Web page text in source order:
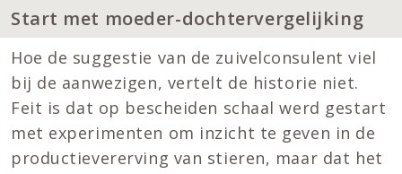
Start met moeder-dochtervergelijking
Hoe de suggestie van de zuivelconsulent viel
bij de aanwezigen, vertelt de historie niet.
Feit is dat op bescheiden schaal werd gestart
met experimenten om inzicht te geven in de
productievererving van stieren, maar dat het